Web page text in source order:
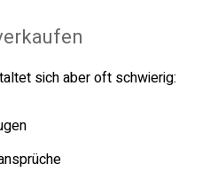
sich aber oft schwierig: